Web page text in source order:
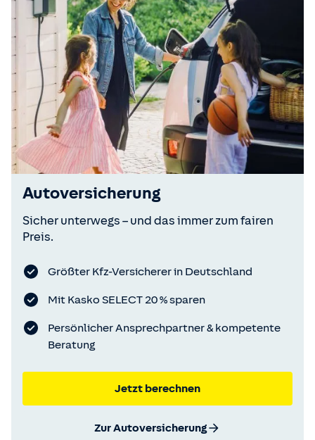
Autoversicherung
Sicher unterwegs – und das immer zum fairen
Preis.
Größter Kfz-Versicherer in Deutschland
Mit Kasko SELECT 20 % sparen
Persönlicher Ansprechpartner & kompetente
Beratung
Jetzt berechnen
Zur Autoversicherung